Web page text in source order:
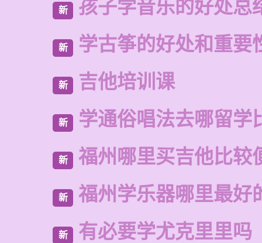
新 孩子学音乐的好处总
新 学古筝的好处和重要
新 吉他培训课
新 学通俗唱法去哪留学
新 福州哪里买吉他比较
新 福州学乐器哪里最好
新 有必要学尤克里里吗